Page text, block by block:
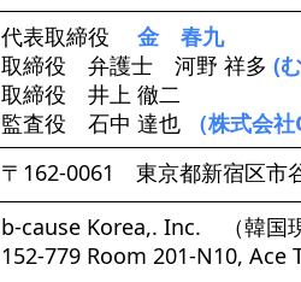
代表取締役
金 春九
取締役 弁護士 河野 祥多 (
取締役 井上 徹二
監査役 石中 達也
（株式会
〒162-0061 東京都新宿区市
b-cause Korea,. Inc. （韓国
152-779 Room 201-N10,